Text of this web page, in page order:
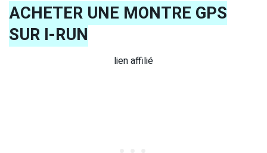
ACHETER UNE MONTRE GPS
SUR I-RUN
lien affilié